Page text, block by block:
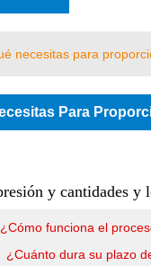
necesitas para
Para
y cantidades y
¿Cómo funciona el
¿Cuánto dura su plazo